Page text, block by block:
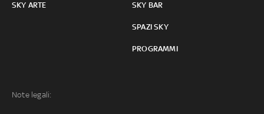
SKY ARTE SKY BAR
SPAZI SKY
PROGRAMMI
Note legali: